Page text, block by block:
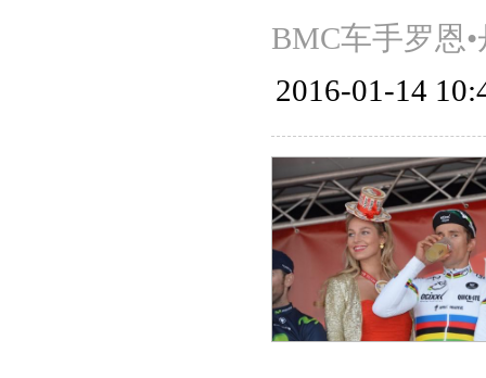
BMC车手罗恩
2016-01-14